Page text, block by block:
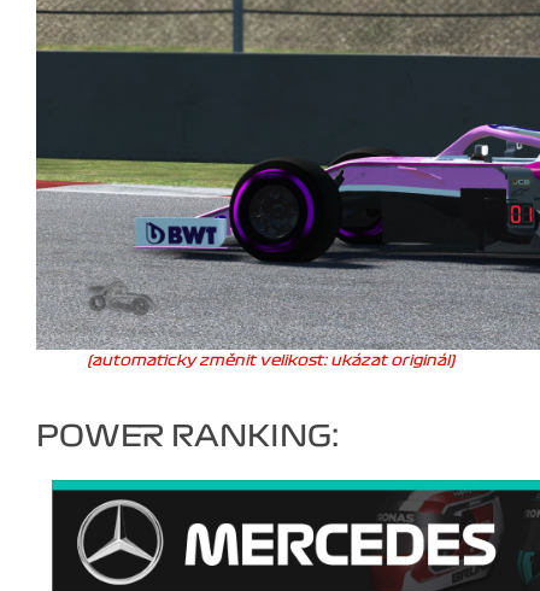
(automaticky změnit velikost: ukázat originál)
POWER RANKING: